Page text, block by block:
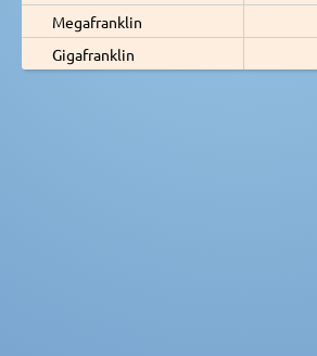
Megafranklin
Gigafranklin